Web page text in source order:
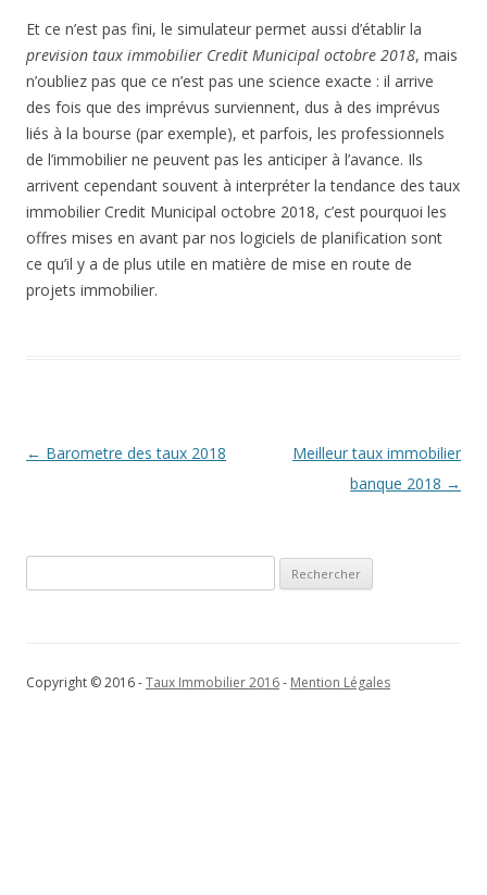
Et ce n’est pas fini, le simulateur permet aussi d’établir la
prevision taux immobilier Credit Municipal octobre 2018, mais
n’oubliez pas que ce n’est pas une science exacte : il arrive
des fois que des imprévus surviennent, dus à des imprévus
liés à la bourse (par exemple), et parfois, les professionnels
de l’immobilier ne peuvent pas les anticiper à l’avance. Ils
arrivent cependant souvent à interpréter la tendance des taux
immobilier Credit Municipal octobre 2018, c’est pourquoi les
offres mises en avant par nos logiciels de planification sont
ce qu’il y a de plus utile en matière de mise en route de
projets immobilier.
Navigation
← Barometre des taux 2018
Meilleur taux immobilier
banque 2018 →
Copyright © 2016 -Taux Immobilier 2016- Mention Légales